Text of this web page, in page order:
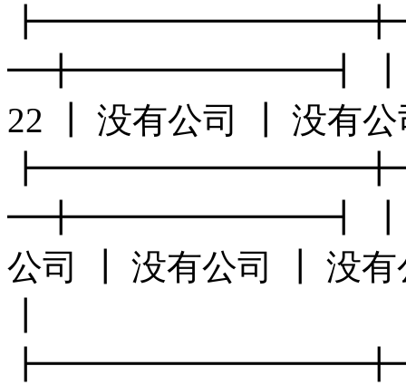
━╋━━━━━━━┫ ┃ 神
22 ┃ 没有公司 ┃ 没有
━╋━━━━━━━┫ ┃ 特
公司 ┃ 没有公司 ┃ 没